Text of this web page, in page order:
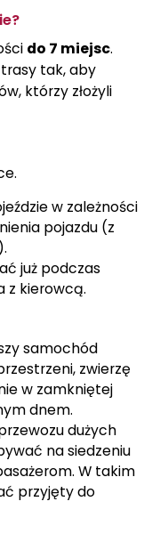
do 7 miejsc.
tak, aby
którzy złożyli
w zależności
pojazdu (z
już podczas
z kierowcą.
samochód
zwierzę
w zamkniętej
dnem.
dużych
na siedzeniu
W takim
przyjęty do